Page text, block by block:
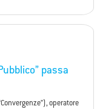
passa
operatore